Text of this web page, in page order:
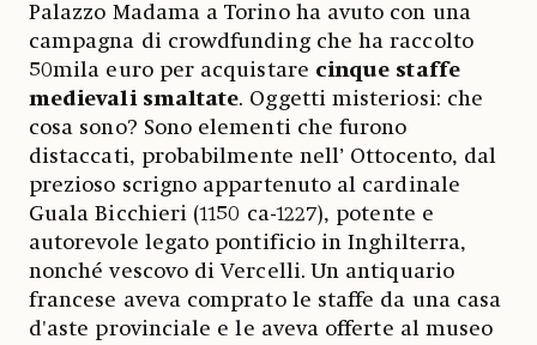
Palazzo Madama a Torino ha avuto con una
campagna di crowdfunding che ha raccolto
50mila euro per acquistare cinque staffe
medievali smaltate. Oggetti misteriosi: che
cosa sono? Sono elementi che furono
distaccati, probabilmente nell’ Ottocento, dal
prezioso scrigno appartenuto al cardinale
Guala Bicchieri (1150 ca-1227), potente e
autorevole legato pontificio in Inghilterra,
nonché vescovo di Vercelli. Un antiquario
francese aveva comprato le staffe da una casa
d'aste provinciale e le aveva offerte al museo